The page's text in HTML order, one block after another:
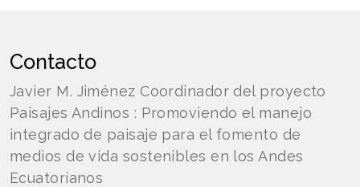
Contacto
Javier M. Jiménez Coordinador del proyecto
Paisajes Andinos : Promoviendo el manejo
integrado de paisaje para el fomento de
medios de vida sostenibles en los Andes
Ecuatorianos